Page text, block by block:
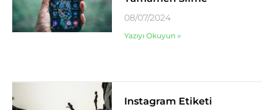
08/07/2024
Yazıyı Okuyun »
Instagram Etiketi